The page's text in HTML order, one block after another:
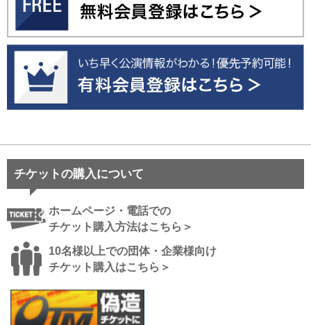
チケットの購入について
ホームページ・電話での
チケット購入方法はこちら＞
10名様以上での団体・企業様向け
チケット購入はこちら＞